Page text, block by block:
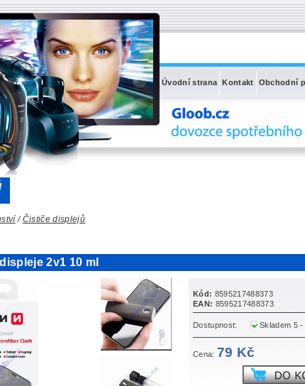
Úvodní strana Kontakt Obchodní
/Čističe displejů
2v1 10 ml
Kód: 8595217488373
EAN: 8595217488373
Dostupnost: Skladem 5 -
Cena: 79 Kč